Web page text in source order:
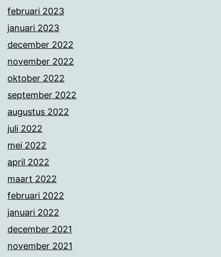
februari 2023
januari 2023
december 2022
november 2022
oktober 2022
september 2022
augustus 2022
juli 2022
mei 2022
april 2022
maart 2022
februari 2022
januari 2022
december 2021
november 2021